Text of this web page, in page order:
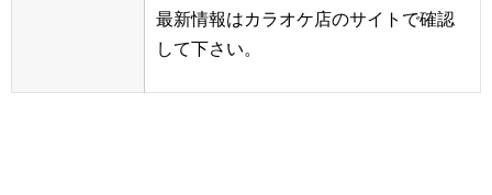
最新情報はカラオケ店のサイトで確認
して下さい。